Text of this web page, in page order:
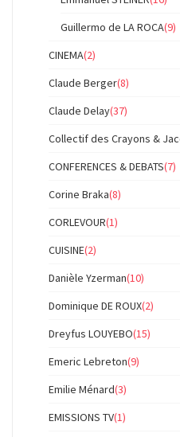
Guillermo de LA ROCA(9)
CINEMA(2)
Claude Berger(8)
Claude Delay(37)
Collectif des Crayons &
CONFERENCES & DEBATS(7)
Corine Braka(8)
CORLEVOUR(1)
CUISINE(2)
Danièle Yzerman(10)
Dominique DE ROUX(2)
Dreyfus LOUYEBO(15)
Emeric Lebreton(9)
Emilie Ménard(3)
EMISSIONS TV(1)